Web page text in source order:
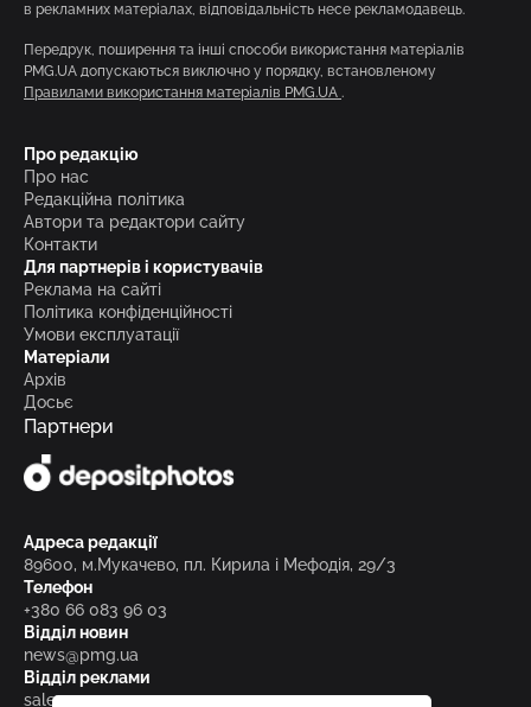
в рекламних матеріалах, відповідальність несе рекламодавець.
Передрук, поширення та інші способи використання матеріалів
PMG.UA допускаються виключно у порядку, встановленому
Правилами використання матеріалів PMG.UA .
Про редакцію
Про нас
Редакційна політика
Автори та редактори сайту
Контакти
Для партнерів і користувачів
Реклама на сайті
Політика конфіденційності
Умови експлуатації
Матеріали
Архів
Досьє
Партнери
Адреса редакції
89600, м.Мукачево, пл. Кирила і Мефодія, 29/3
Телефон
+380 66 083 96 03
Відділ новин
news@pmg.ua
Відділ реклами
sales@pmg.ua